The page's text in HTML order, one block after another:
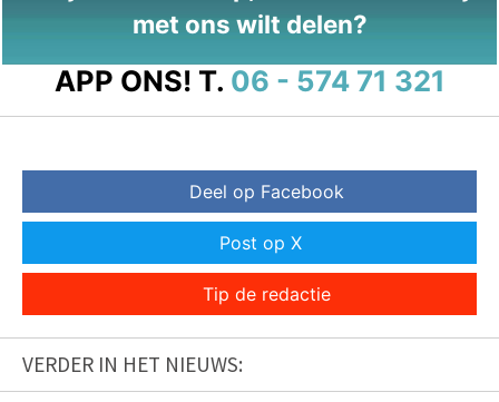
met ons wilt delen?
APP ONS! T. 06 - 574 71 321
Deel op Facebook
Post op X
Tip de redactie
VERDER IN HET NIEUWS: